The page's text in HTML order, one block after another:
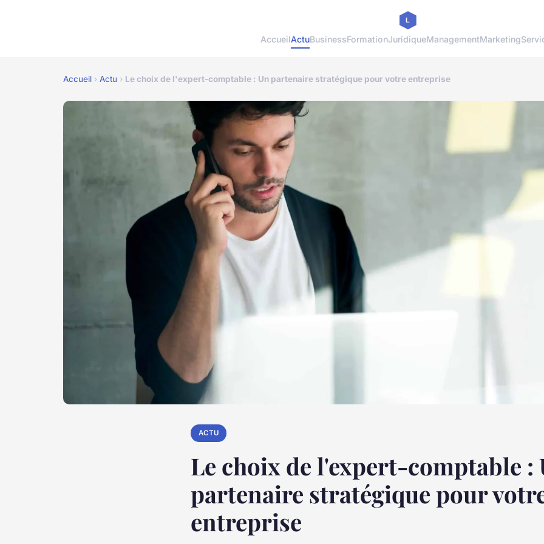
AccueilActuBusinessFormationJuridiqueManagementMarketing
Accueil › Actu › Le choix de l'expert-comptable : Un partenaire stratégique pour votre entreprise
ACTU
Le choix de l'expert-comptable :
partenaire stratégique pour
entreprise